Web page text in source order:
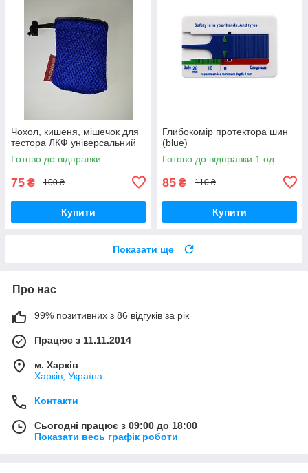
Чохол, кишеня, мішечок для
тестора ЛКФ універсальний
Готово до відправки
75 ₴ 100 ₴
Купити
Глибокомір протектора шин
(blue)
Готово до відправки 1 од.
85 ₴ 110 ₴
Купити
Показати ще
Про нас
99% позитивних з 86 відгуків за рік
Працює з 11.11.2014
м. Харків
Харків, Україна
Контакти
Сьогодні працює з 09:00 до 18:00
Показати весь графік роботи